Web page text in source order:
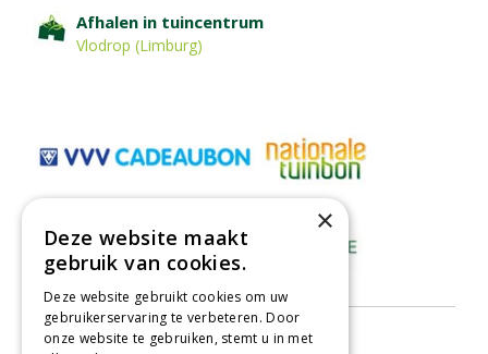
Afhalen in tuincentrum
Vlodrop (Limburg)
×
Deze website maakt
gebruik van cookies.
Deze website gebruikt cookies om uw
gebruikerservaring te verbeteren. Door
onze website te gebruiken, stemt u in met